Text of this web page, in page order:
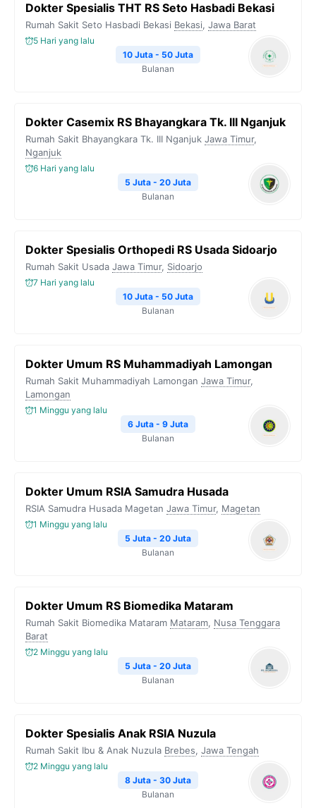
Dokter Spesialis THT RS Seto Hasbadi Bekasi
Rumah Sakit Seto Hasbadi Bekasi Bekasi, Jawa Barat
5 Hari yang lalu
10 Juta - 50 Juta
Bulanan
Dokter Casemix RS Bhayangkara Tk. III Nganjuk
Rumah Sakit Bhayangkara Tk. III Nganjuk Jawa Timur,
Nganjuk
6 Hari yang lalu
5 Juta - 20 Juta
Bulanan
Dokter Spesialis Orthopedi RS Usada Sidoarjo
Rumah Sakit Usada Jawa Timur, Sidoarjo
7 Hari yang lalu
10 Juta - 50 Juta
Bulanan
Dokter Umum RS Muhammadiyah Lamongan
Rumah Sakit Muhammadiyah Lamongan Jawa Timur,
Lamongan
1 Minggu yang lalu
6 Juta - 9 Juta
Bulanan
Dokter Umum RSIA Samudra Husada
RSIA Samudra Husada Magetan Jawa Timur, Magetan
1 Minggu yang lalu
5 Juta - 20 Juta
Bulanan
Dokter Umum RS Biomedika Mataram
Rumah Sakit Biomedika Mataram Mataram, Nusa Tenggara
Barat
2 Minggu yang lalu
5 Juta - 20 Juta
Bulanan
Dokter Spesialis Anak RSIA Nuzula
Rumah Sakit Ibu & Anak Nuzula Brebes, Jawa Tengah
2 Minggu yang lalu
8 Juta - 30 Juta
Bulanan